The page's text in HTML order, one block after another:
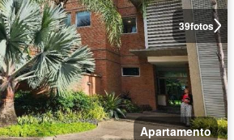
39fotos
Apartamento